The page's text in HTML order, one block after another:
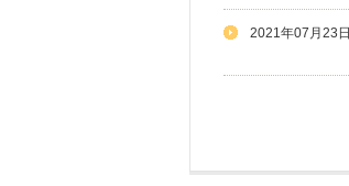
2021年07月23日